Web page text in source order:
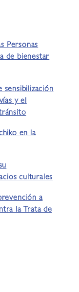
Personas
de bienestar
sensibilización
y el
en la
culturales
a
la Trata de